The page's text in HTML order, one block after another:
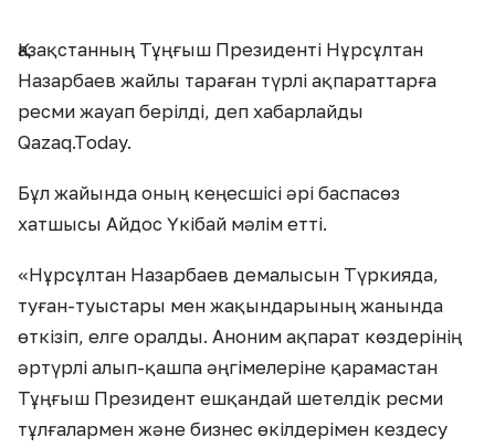
Қазақстанның Тұңғыш Президенті Нұрсұлтан
Назарбаев жайлы тараған түрлі ақпараттарға
ресми жауап берілді, деп хабарлайды
Qazaq.Today.
Бұл жайында оның кеңесшісі әрі баспасөз
хатшысы Айдос Үкібай мәлім етті.
«Нұрсұлтан Назарбаев демалысын Түркияда,
туған-туыстары мен жақындарының жанында
өткізіп, елге оралды. Аноним ақпарат көздерінің
әртүрлі алып-қашпа әңгімелеріне қарамастан
Тұңғыш Президент ешқандай шетелдік ресми
тұлғалармен және бизнес өкілдерімен кездесу